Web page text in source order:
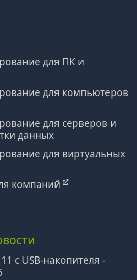
для ПК и
для компьютеров
для серверов и
данных
для виртуальных
компаний
с USB-накопителя -